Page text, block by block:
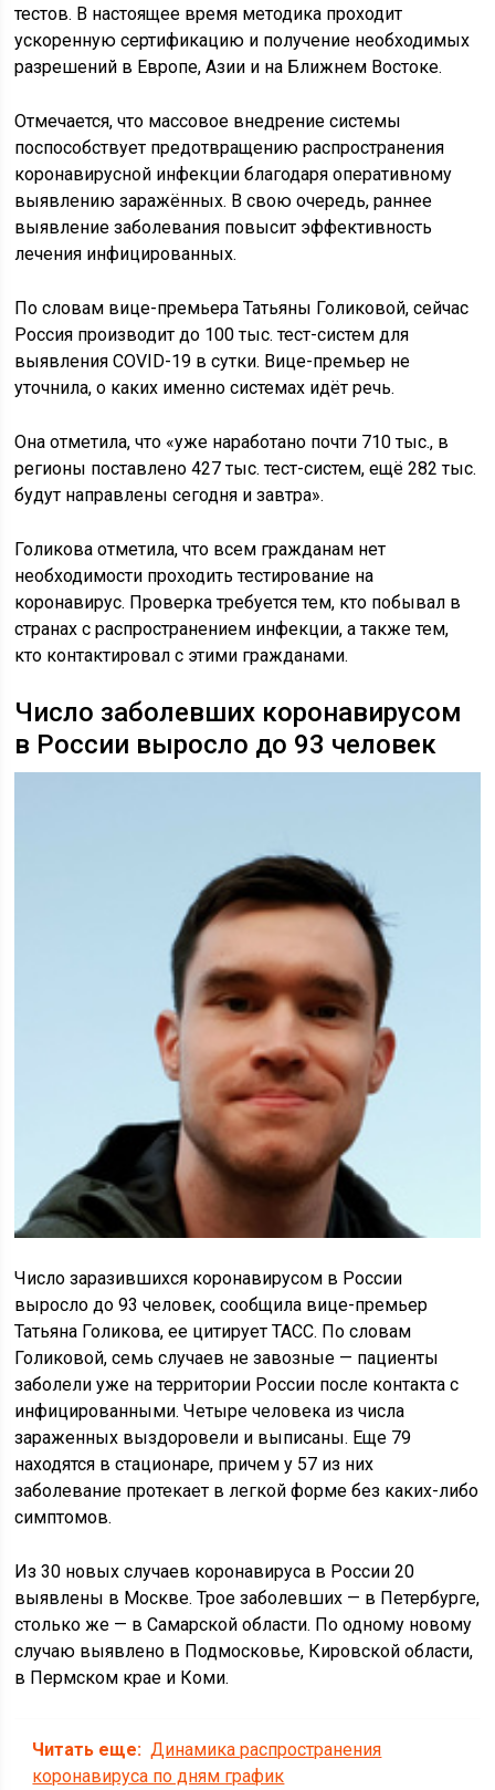
тестов. В настоящее время методика проходит
ускоренную сертификацию и получение необходимых
разрешений в Европе, Азии и на Ближнем Востоке.
Отмечается, что массовое внедрение системы
поспособствует предотвращению распространения
коронавирусной инфекции благодаря оперативному
выявлению заражённых. В свою очередь, раннее
выявление заболевания повысит эффективность
лечения инфицированных.
По словам вице-премьера Татьяны Голиковой, сейчас
Россия производит до 100 тыс. тест-систем для
выявления COVID-19 в сутки. Вице-премьер не
уточнила, о каких именно системах идёт речь.
Она отметила, что «уже наработано почти 710 тыс., в
регионы поставлено 427 тыс. тест-систем, ещё 282 тыс.
будут направлены сегодня и завтра».
Голикова отметила, что всем гражданам нет
необходимости проходить тестирование на
коронавирус. Проверка требуется тем, кто побывал в
странах с распространением инфекции, а также тем,
кто контактировал с этими гражданами.
Число заболевших коронавирусом
в России выросло до 93 человек
Число заразившихся коронавирусом в России
выросло до 93 человек, сообщила вице-премьер
Татьяна Голикова, ее цитирует ТАСС. По словам
Голиковой, семь случаев не завозные — пациенты
заболели уже на территории России после контакта с
инфицированными. Четыре человека из числа
зараженных выздоровели и выписаны. Еще 79
находятся в стационаре, причем у 57 из них
заболевание протекает в легкой форме без каких-либо
симптомов.
Из 30 новых случаев коронавируса в России 20
выявлены в Москве. Трое заболевших — в Петербурге,
столько же — в Самарской области. По одному новому
случаю выявлено в Подмосковье, Кировской области,
в Пермском крае и Коми.
Читать еще: Динамика распространения
коронавируса по дням график